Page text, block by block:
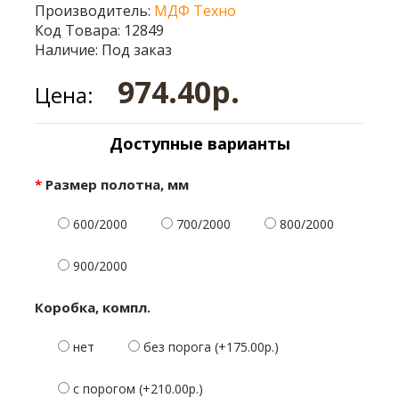
Производитель: МДФ Техно
Код Товара: 12849
Наличие: Под заказ
Цена: 974.40р.
Доступные варианты
Размер полотна, мм
600/2000 700/2000 800/2000
900/2000
Коробка, компл.
нет без порога (+175.00р.)
с порогом (+210.00р.)